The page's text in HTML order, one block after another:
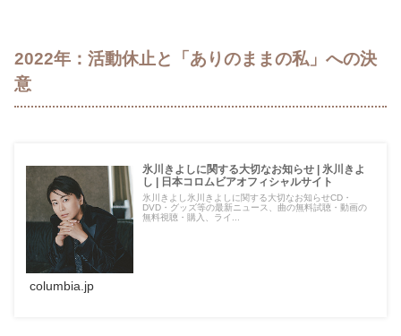
2022年：活動休止と「ありのままの私」への決
意
氷川きよしに関する大切なお知らせ | 氷川きよ
し | 日本コロムビアオフィシャルサイト
氷川きよし氷川きよしに関する大切なお知らせCD・
DVD・グッズ等の最新ニュース、曲の無料試聴・動画の
無料視聴・購入、ライ...
columbia.jp